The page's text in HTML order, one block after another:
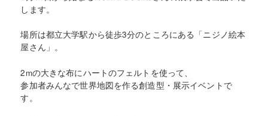
します。
場所は都立大学駅から徒歩3分のところにある「ニジノ絵本
屋さん」。
2mの大きな布にハートのフェルトを使って、
参加者みんなで世界地図を作る創造型・展示イベントで
す。